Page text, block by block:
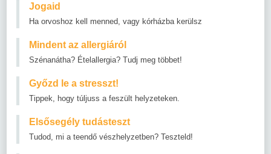
Jogaid
Ha orvoshoz kell menned, vagy kórházba kerülsz
Mindent az allergiáról
Szénanátha? Ételallergia? Tudj meg többet!
Győzd le a stresszt!
Tippek, hogy túljuss a feszült helyzeteken.
Elsősegély tudásteszt
Tudod, mi a teendő vészhelyzetben? Teszteld!